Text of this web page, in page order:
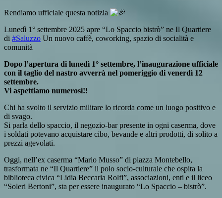
Rendiamo ufficiale questa notizia
Lunedì 1° settembre 2025 apre “Lo Spaccio bistrò” ne Il Quartiere
di #Saluzzo Un nuovo caffè, coworking, spazio di socialità e
comunità
Dopo l’apertura di lunedì 1° settembre, l’inaugurazione ufficiale
con il taglio del nastro avverrà nel pomeriggio di venerdì 12
settembre.
Vi aspettiamo numerosi!!
Chi ha svolto il servizio militare lo ricorda come un luogo positivo e
di svago.
Si parla dello spaccio, il negozio-bar presente in ogni caserma, dove
i soldati potevano acquistare cibo, bevande e altri prodotti, di solito a
prezzi agevolati.
Oggi, nell’ex caserma “Mario Musso” di piazza Montebello,
trasformata ne “Il Quartiere” il polo socio-culturale che ospita la
biblioteca civica “Lidia Beccaria Rolfi”, associazioni, enti e il liceo
“Soleri Bertoni”, sta per essere inaugurato “Lo Spaccio – bistrò”.